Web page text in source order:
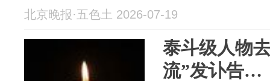
北京晚报·五色土 2026-07-19
泰斗级人物
流”发讣告…